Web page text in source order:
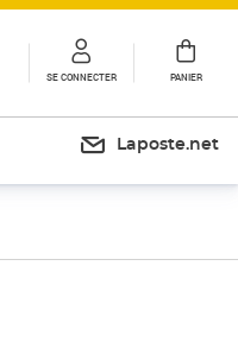
SE CONNECTER PANIER
Laposte.net